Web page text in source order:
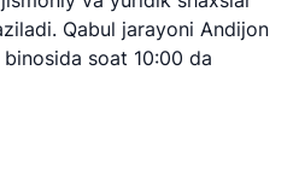
+998 (71) 207-
67-68
Qabul jarayoni Andijon
soat 10:00 da